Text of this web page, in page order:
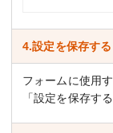
4.設定を保存する
フォームに使用
「設定を保存す